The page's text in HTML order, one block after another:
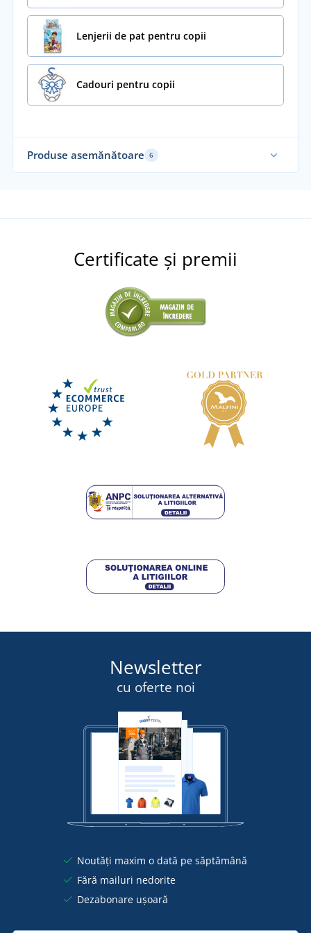
Lenjerii de pat pentru copii
Cadouri pentru copii
Produse asemănătoare 6
Lenjerie de pat Minecraft
174,75 lei
Certificate și premii
Newsletter
cu oferte noi
Noutăți maxim o dată pe săptămână
Fără mailuri nedorite
Dezabonare ușoară